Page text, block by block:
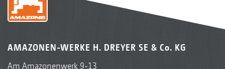
AMAZONEN-WERKE H. DREYER SE & Co. KG
Am Amazonenwerk 9-13